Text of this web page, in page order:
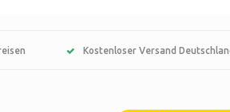
Kostenloser Versand